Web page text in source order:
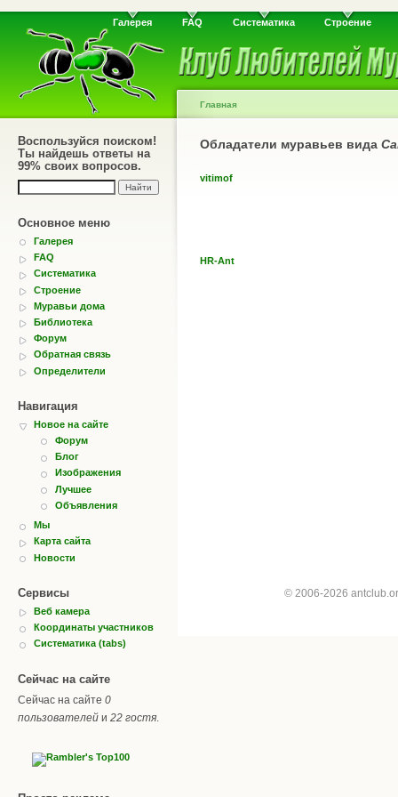
Галерея FAQ Систематика Строение
Воспользуйся поиском!
Ты найдешь ответы на
99% своих вопросов.
Основное меню
Галерея
FAQ
Систематика
Строение
Муравьи дома
Библиотека
Форум
Обратная связь
Определители
Навигация
Новое на сайте
Форум
Блог
Изображения
Лучшее
Объявления
Мы
Карта сайта
Новости
Сервисы
Веб камера
Координаты участников
Систематика (tabs)
Сейчас на сайте
Сейчас на сайте 0
пользователей и 22 гостя
Главная
Обладатели муравьев вида
vitimof
HR-Ant
© 2006-2026